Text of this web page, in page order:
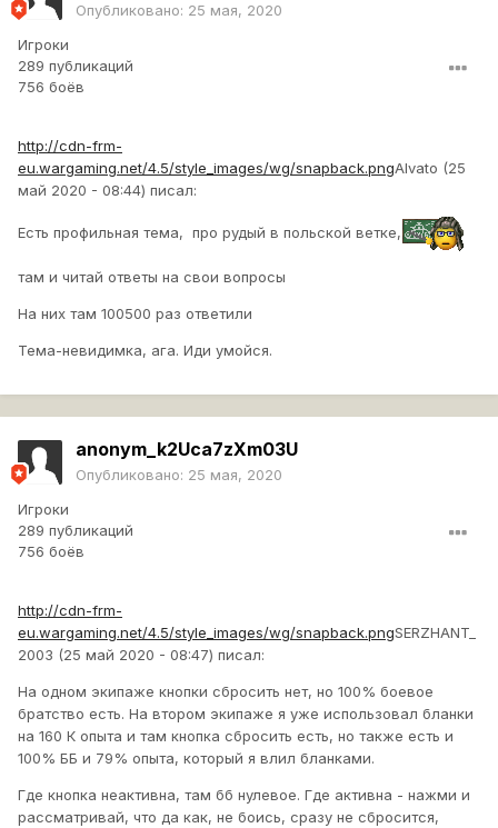
Опубликовано: 25 мая, 2020
Игроки
289 публикаций
756 боёв
http://cdn-frm-
eu.wargaming.net/4.5/style_images/wg/snapback.pngAlvato (25
май 2020 - 08:44) писал:
Есть профильная тема, про рудый в польской ветке,
там и читай ответы на свои вопросы
На них там 100500 раз ответили
Тема-невидимка, ага. Иди умойся.
anonym_k2Uca7zXm03U
Опубликовано: 25 мая, 2020
Игроки
289 публикаций
756 боёв
http://cdn-frm-
eu.wargaming.net/4.5/style_images/wg/snapback.pngSERZHANT_
2003 (25 май 2020 - 08:47) писал:
На одном экипаже кнопки сбросить нет, но 100% боевое
братство есть. На втором экипаже я уже использовал бланки
на 160 К опыта и там кнопка сбросить есть, но также есть и
100% ББ и 79% опыта, который я влил бланками.
Где кнопка неактивна, там бб нулевое. Где активна - нажми и
рассматривай, что да как, не боись, сразу не сбросится,